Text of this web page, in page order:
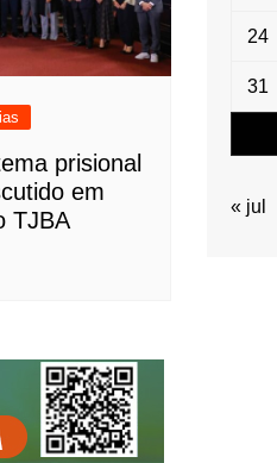
prisional
em
TJBA
24
31
« jul